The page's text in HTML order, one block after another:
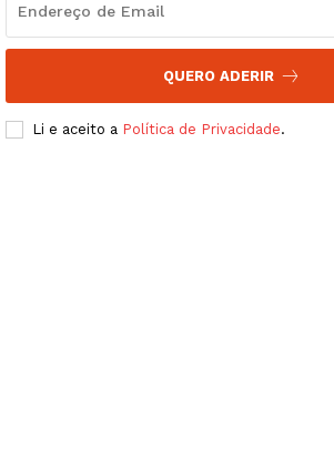
Artigos
Grande Entrevista
QUERO ADERIR
Li e aceito a Política de Privacidade.